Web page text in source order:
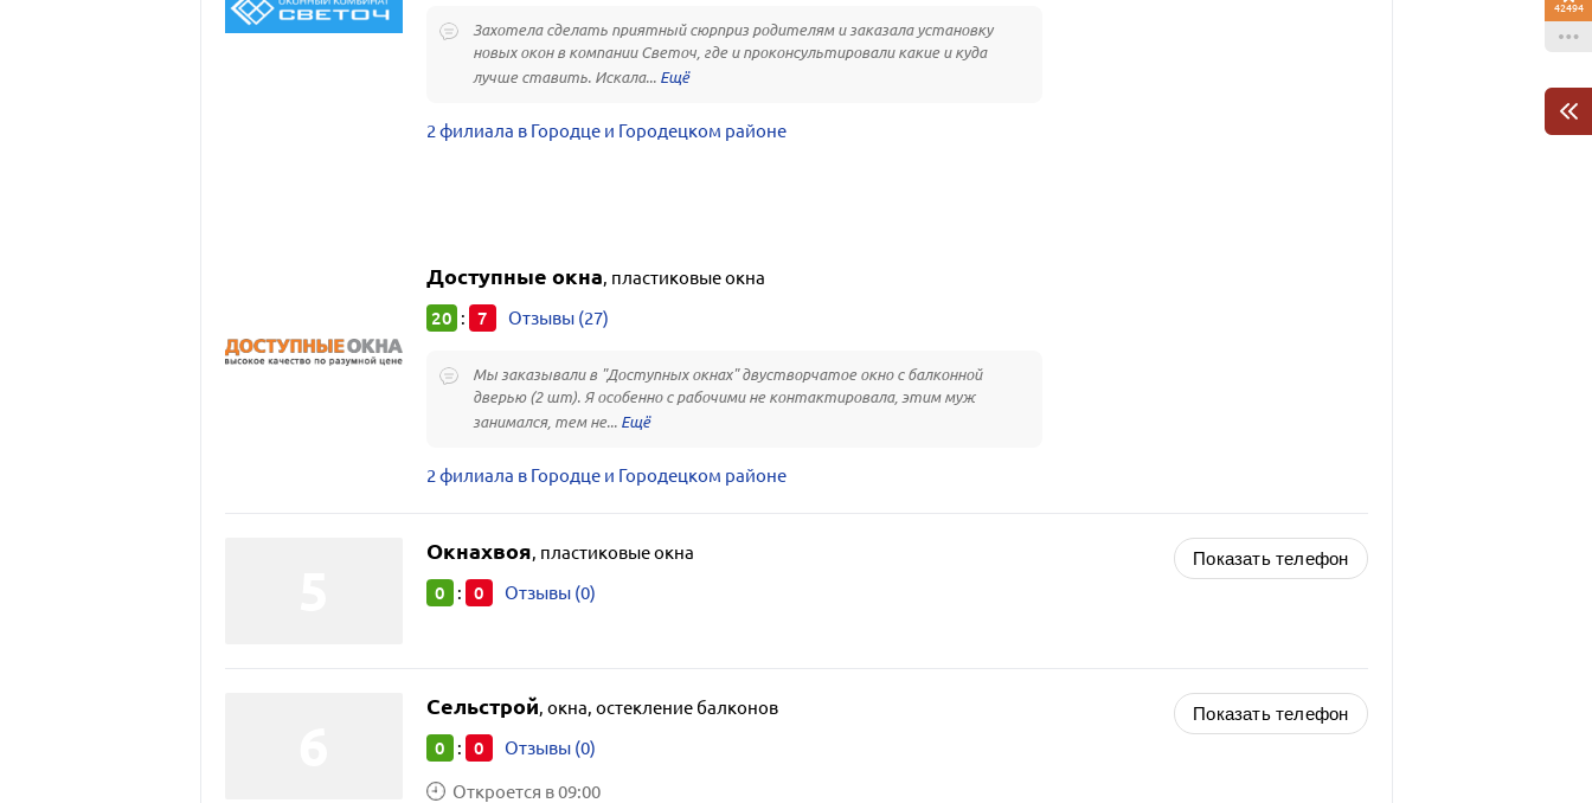
Захотела сделать приятный сюрприз родителям и заказала установку
новых окон в компании Светоч, где и проконсультировали какие и куда
лучше ставить. Искала...
2 филиала в Городце и Городецком районе
Доступные окна, пластиковые окна
20 : 7 Отзывы (27)
Мы заказывали в "Доступных окнах" двустворчатое окно с балконной
дверью (2 шт). Я особенно с рабочими не контактировала, этим муж
занимался, тем не...
2 филиала в Городце и Городецком районе
Окнахвоя, пластиковые окна
0 : 0 Отзывы (0)
Показать телефон
Сельстрой, окна, остекление балконов
0 : 0 Отзывы (0)
Откроется в 09:00
Показать телефон
42494